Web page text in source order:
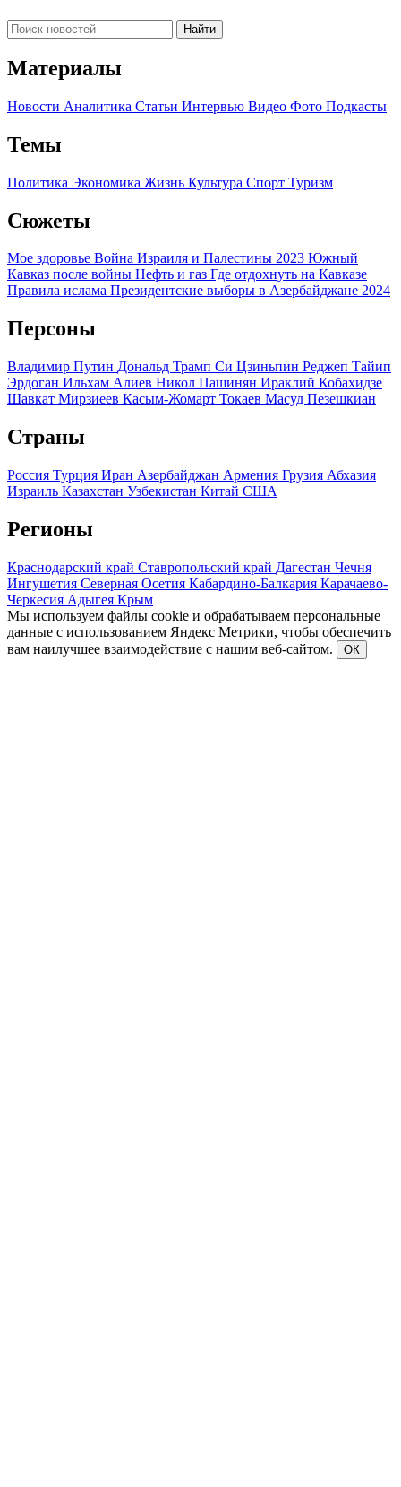
Найти
Материалы
Новости Аналитика Статьи Интервью Видео Фото Подкасты
Темы
Политика Экономика Жизнь Культура Спорт Туризм
Сюжеты
Мое здоровье Война Израиля и Палестины 2023 Южный
Кавказ после войны Нефть и газ Где отдохнуть на Кавказе
Правила ислама Президентские выборы в Азербайджане 2024
Персоны
Владимир Путин Дональд Трамп Си Цзиньпин Реджеп Тайип
Эрдоган Ильхам Алиев Никол Пашинян Ираклий Кобахидзе
Шавкат Мирзиеев Касым-Жомарт Токаев Масуд Пезешкиан
Страны
Россия Турция Иран Азербайджан Армения Грузия Абхазия
Израиль Казахстан Узбекистан Китай США
Регионы
Краснодарский край Ставропольский край Дагестан Чечня
Ингушетия Северная Осетия Кабардино-Балкария Карачаево-
Черкесия Адыгея Крым
Мы используем файлы cookie и обрабатываем персональные
данные с использованием Яндекс Метрики, чтобы обеспечить
вам наилучшее взаимодействие с нашим веб-сайтом.
ОК